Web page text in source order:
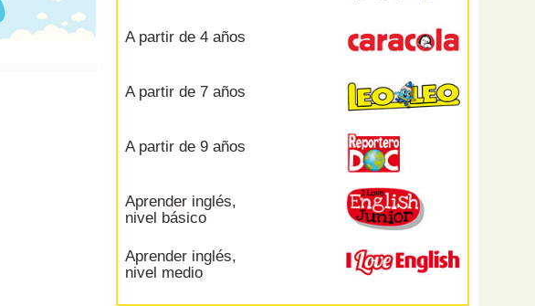
A partir de 4 años
A partir de 7 años
A partir de 9 años
Aprender inglés,
nivel básico
Aprender inglés,
nivel medio